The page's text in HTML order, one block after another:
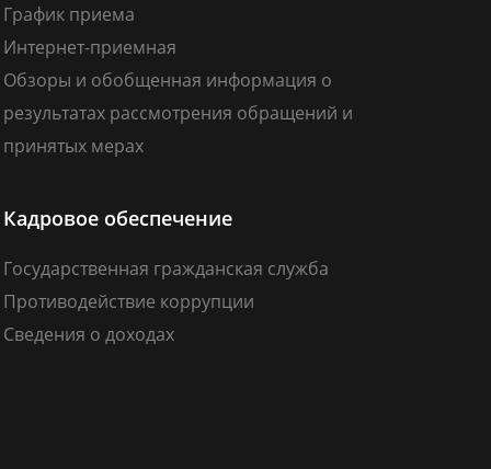
График приема
Интернет-приемная
Обзоры и обобщенная информация о
результатах рассмотрения обращений и
принятых мерах
Кадровое обеспечение
Государственная гражданская служба
Противодействие коррупции
Сведения о доходах